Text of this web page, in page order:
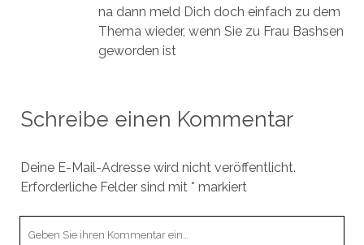
na dann meld Dich doch einfach zu dem
Thema wieder, wenn Sie zu Frau Bashsen
geworden ist
Schreibe einen Kommentar
Deine E-Mail-Adresse wird nicht veröffentlicht.
Erforderliche Felder sind mit * markiert